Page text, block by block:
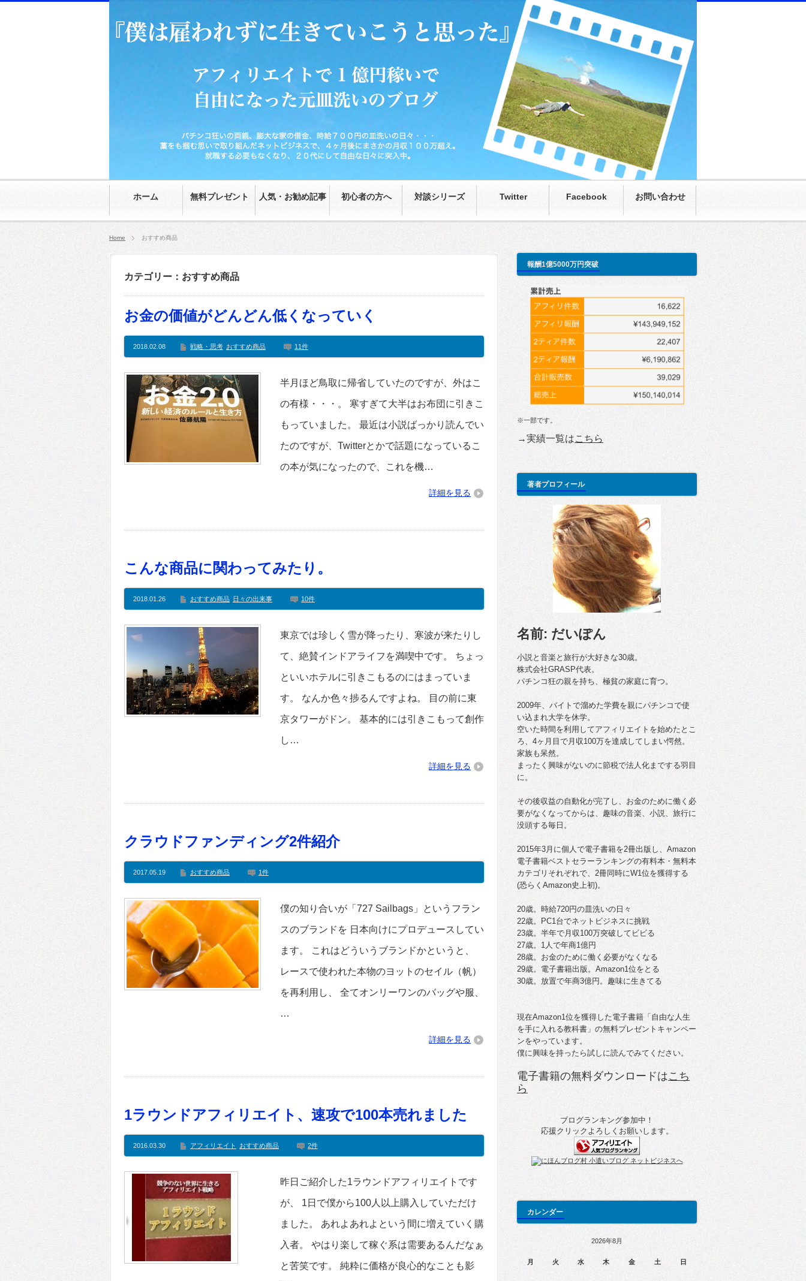
ホーム 無料プレゼント 人気・お勧め記事 初心者の方へ 対談シリーズ Twitter Facebook お問い合わせ
パチンコ狂いの両親、膨大な家の借金、時給700円の皿洗いの日々…が、藁をもつかむ思いで取り組んだネットビジネスで、4ヶ月後にまさかの月収100万超え。僕も呆然。家族も呆
然。就職する必要もなくなり、20代にして自由な日々に突入中。
Home おすすめ商品
カテゴリー：おすすめ商品
お金の価値がどんどん低くなっていく
2018.02.08 戦略・思考 おすすめ商品 11件
半月ほど鳥取に帰省していたのですが、外はこ
の有様・・・。 寒すぎて大半はお布団に引きこ
もっていました。 最近は小説ばっかり読んでい
たのですが、Twitterとかで話題になっているこ
の本が気になったので、これを機…
詳細を見る
こんな商品に関わってみたり。
2018.01.26 おすすめ商品 日々の出来事 10件
東京では珍しく雪が降ったり、寒波が来たりし
て、絶賛インドアライフを満喫中です。 ちょっ
といいホテルに引きこもるのにはまっていま
す。 なんか色々捗るんですよね。 目の前に東
京タワーがドン。 基本的には引きこもって創作
し…
詳細を見る
クラウドファンディング2件紹介
2017.05.19 おすすめ商品 1件
僕の知り合いが「727 Sailbags」というフラン
スのブランドを 日本向けにプロデュースしてい
ます。 これはどういうブランドかというと、
レースで使われた本物のヨットのセイル（帆）
を再利用し、 全てオンリーワンのバッグや服、
…
詳細を見る
1ラウンドアフィリエイト、速攻で100本売れました
2016.03.30 アフィリエイト おすすめ商品 2件
昨日ご紹介した1ラウンドアフィリエイトです
が、 1日で僕から100人以上購入していただけ
ました。 あれよあれよという間に増えていく購
入者。 やはり楽して稼ぐ系は需要あるんだなぁ
と苦笑です。 純粋に価格が良心的なことも影
報酬1億5000万円突破
※一部です。
→実績一覧はこちら
著者プロフィール
名前: だいぽん
小説と音楽と旅行が大好きな30歳。
株式会社GRASP代表。
パチンコ狂の親を持ち、極貧の家庭に育つ。
2009年、バイトで溜めた学費を親にパチンコで使
い込まれ大学を休学。
空いた時間を利用してアフィリエイトを始めたとこ
ろ、4ヶ月目で月収100万を達成してしまい愕然。
家族も呆然。
まったく興味がないのに節税で法人化までする羽目
に。
その後収益の自動化が完了し、お金のために働く必
要がなくなってからは、趣味の音楽、小説、旅行に
没頭する毎日。
2015年3月に個人で電子書籍を2冊出版し、Amazon
電子書籍ベストセラーランキングの有料本・無料本
カテゴリそれぞれで、2冊同時にW1位を獲得する
(恐らくAmazon史上初)。
20歳。時給720円の皿洗いの日々
22歳。PC1台でネットビジネスに挑戦
23歳。半年で月収100万突破してビビる
27歳。1人で年商1億円
28歳。お金のために働く必要がなくなる
29歳。電子書籍出版。Amazon1位をとる
30歳。放置で年商3億円。趣味に生きてる
現在Amazon1位を獲得した電子書籍「自由な人生
を手に入れる教科書」の無料プレゼントキャンペー
ンをやっています。
僕に興味を持ったら試しに読んでみてください。
電子書籍の無料ダウンロードはこち
ら
ブログランキング参加中！
応援クリックよろしくお願いします。
カレンダー
2026年8月
月 火 水 木 金 土 日